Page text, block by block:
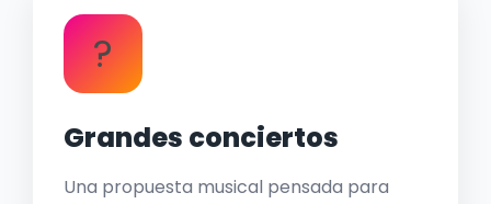
?
Grandes conciertos
Una propuesta musical pensada para